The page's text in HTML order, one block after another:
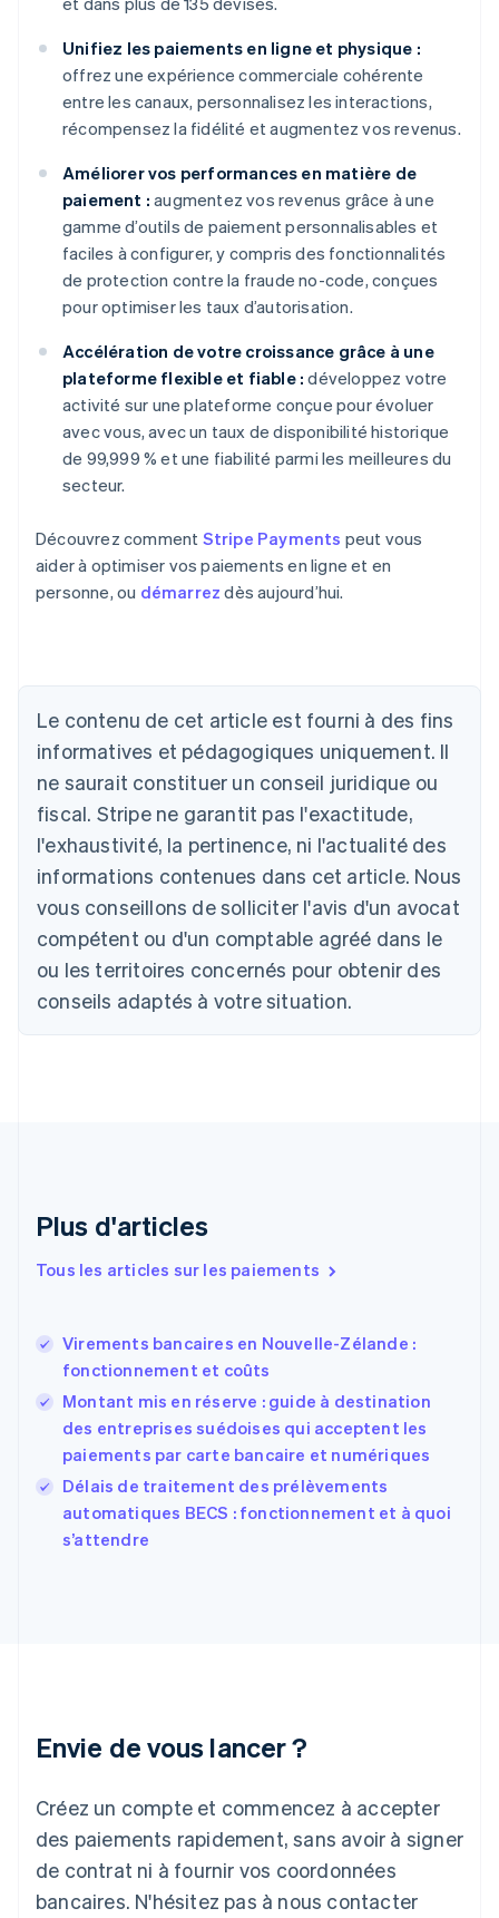
Unifiez les paiements en ligne et physique :
offrez une expérience commerciale cohérente
entre les canaux, personnalisez les interactions,
récompensez la fidélité et augmentez vos revenus.
Améliorer vos performances en matière de
paiement : augmentez vos revenus grâce à une
gamme d’outils de paiement personnalisables et
faciles à configurer, y compris des fonctionnalités
de protection contre la fraude no-code, conçues
pour optimiser les taux d’autorisation.
Accélération de votre croissance grâce à une
plateforme flexible et fiable : développez votre
activité sur une plateforme conçue pour évoluer
avec vous, avec un taux de disponibilité historique
de 99,999 % et une fiabilité parmi les meilleures du
secteur.
Découvrez comment Stripe Payments peut vous
aider à optimiser vos paiements en ligne et en
personne, ou démarrez dès aujourd’hui.
Le contenu de cet article est fourni à des fins
informatives et pédagogiques uniquement. Il
ne saurait constituer un conseil juridique ou
fiscal. Stripe ne garantit pas l'exactitude,
l'exhaustivité, la pertinence, ni l'actualité des
informations contenues dans cet article. Nous
vous conseillons de solliciter l'avis d'un avocat
compétent ou d'un comptable agréé dans le
ou les territoires concernés pour obtenir des
conseils adaptés à votre situation.
Plus d'articles
Tous les articles sur les paiements
Virements bancaires en Nouvelle-Zélande :
fonctionnement et coûts
Montant mis en réserve : guide à destination
des entreprises suédoises qui acceptent les
paiements par carte bancaire et numériques
Délais de traitement des prélèvements
automatiques BECS : fonctionnement et à quoi
s’attendre
Envie de vous lancer ?
Créez un compte et commencez à accepter
des paiements rapidement, sans avoir à signer
de contrat ni à fournir vos coordonnées
bancaires. N'hésitez pas à nous contacter
Allemagne
Deutsch
Australie
English
Autriche
Belgique
NederlandsFrançaisDeutschEnglish
Brésil
PortuguêsEnglish
Bulgarie
English
English Français
Chine continentale
English
Espagne
États-Unis
EnglishEspañol简体中文
Finlande
English Svenska
FrançaisEnglish
Gibraltar
English
Grèce
Japon
Lettonie
English
Liechtenstein
DeutschEnglish
Lituanie